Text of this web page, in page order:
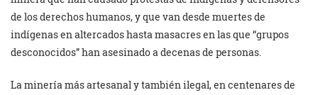
de los derechos humanos, y que van desde muertes de
indígenas en altercados hasta masacres en las que “grupos
desconocidos” han asesinado a decenas de personas.
La minería más artesanal y también ilegal, en centenares de